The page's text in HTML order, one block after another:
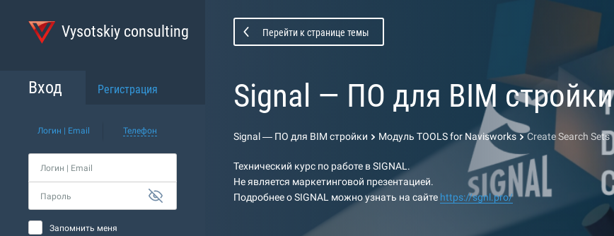
Vysotskiy consulting
Вход Регистрация
Логин | Email Телефон
Логин | Email
Пароль
Запомнить меня
Перейти к странице темы
Signal — ПО для BIM стройки
Signal — ПО для BIM стройки Модуль TOOLS for Navisworks Create Search Sets
Технический курс по работе в SIGNAL.
Не является маркетинговой презентацией.
Подробнее о SIGNAL можно узнать на сайте https://sgnl.pro/